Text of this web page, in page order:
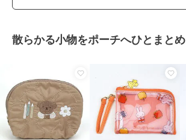
散らかる小物をポーチへひとまとめ